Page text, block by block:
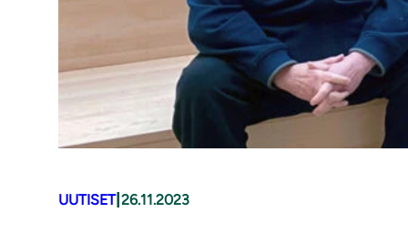
UUTISET| 26.11.2023